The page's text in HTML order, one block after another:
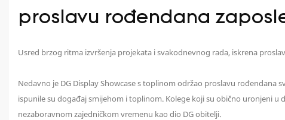
proslavu rođendana
Usred brzog ritma izvršenja projekata i svakodnevnog rada, iskrena
Nedavno je DG Display Showcase s toplinom održao proslavu
ispunile su događaj smijehom i toplinom. Kolege koji su obično uronjeni
nezaboravnom zajedničkom vremenu kao dio DG obitelji.